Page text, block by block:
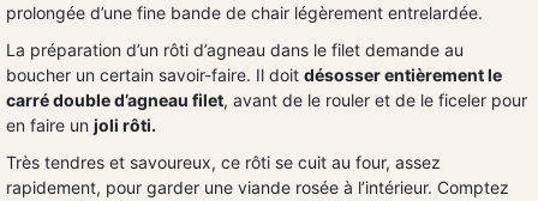
prolongée d’une fine bande de chair légèrement entrelardée.
La préparation d’un rôti d’agneau dans le filet demande au
boucher un certain savoir-faire. Il doit désosser entièrement le
carré double d’agneau filet, avant de le rouler et de le ficeler pour
en faire un joli rôti.
Très tendres et savoureux, ce rôti se cuit au four, assez
rapidement, pour garder une viande rosée à l’intérieur. Comptez